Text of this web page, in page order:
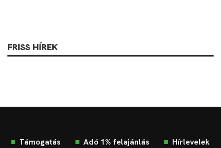
FRISS HÍREK
Támogatás Adó 1% felajánlás Hírlevelek